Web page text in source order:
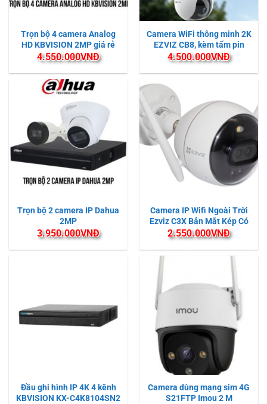
Trọn bộ 4 camera Analog
HD KBVISION 2MP giá rẻ
4.550.000VNĐ
Camera WiFi thông minh 2K
EZVIZ CB8, kèm tấm pin
4.500.000VNĐ
Trọn bộ 2 camera IP Dahua
2MP
3.950.000VNĐ
Camera IP Wifi Ngoài Trời
Ezviz C3X Bản Mắt Kép Có
Màu Ban Đêm
2.550.000VNĐ
Đầu ghi hình IP 4K 4 kênh
KBVISION KX-C4K8104SN2
Camera dùng mạng sim 4G
S21FTP Imou 2 M